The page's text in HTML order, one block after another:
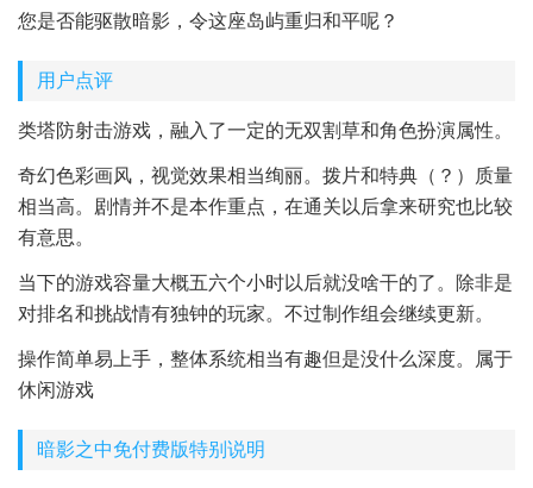
您是否能驱散暗影，令这座岛屿重归和平呢？
用户点评
类塔防射击游戏，融入了一定的无双割草和角色扮演属性。
奇幻色彩画风，视觉效果相当绚丽。拨片和特典（？）质量
相当高。剧情并不是本作重点，在通关以后拿来研究也比较
有意思。
当下的游戏容量大概五六个小时以后就没啥干的了。除非是
对排名和挑战情有独钟的玩家。不过制作组会继续更新。
操作简单易上手，整体系统相当有趣但是没什么深度。属于
休闲游戏
暗影之中免付费版特别说明